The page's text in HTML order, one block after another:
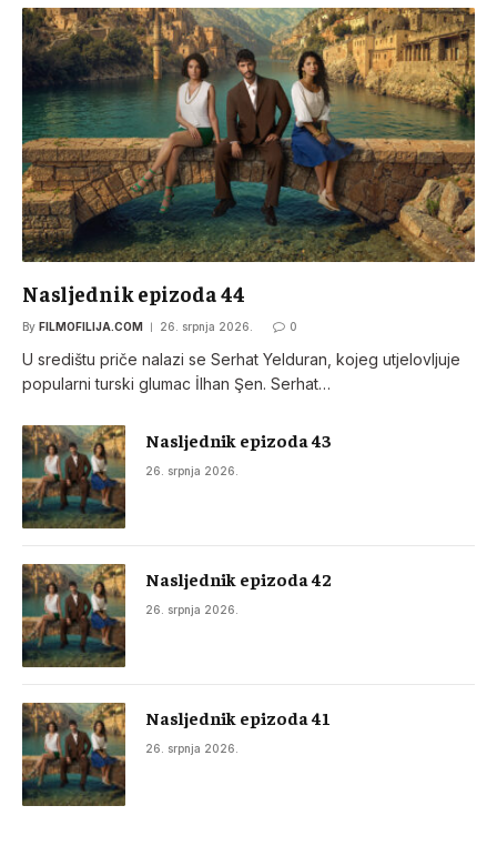
Nasljednik epizoda 44
By FILMOFILIJA.COM 26. srpnja 2026. 0
U središtu priče nalazi se Serhat Yelduran, kojeg utjelovljuje
popularni turski glumac İlhan Şen. Serhat…
Nasljednik epizoda 43
26. srpnja 2026.
Nasljednik epizoda 42
26. srpnja 2026.
Nasljednik epizoda 41
26. srpnja 2026.